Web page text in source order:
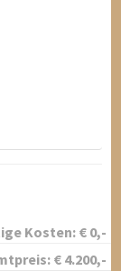
Kosten: € 0,-
€ 4.200,-